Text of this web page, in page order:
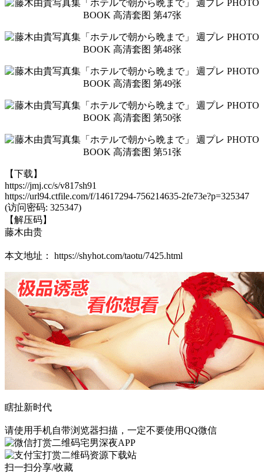
【下载】
https://jmj.cc/s/v817sh91
https://url94.ctfile.com/f/14617294-756214635-2fe73e?p=325347
(访问密码: 325347)
【解压码】
藤木由贵
本文地址： https://shyhot.com/taotu/7425.html
瞎扯新时代
请使用手机自带浏览器扫描，一定不要使用QQ微信
宅男深夜APP
资源下载站
扫一扫分享/收藏